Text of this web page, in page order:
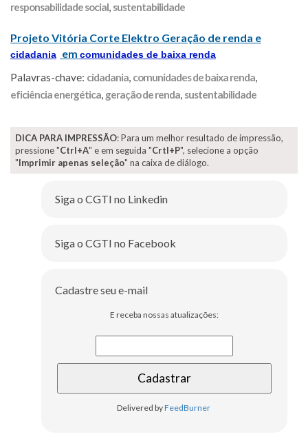
responsabilidade social, sustentabilidade
Projeto Vitória Corte Elektro Geração de renda e
cidadania em comunidades de baixa renda
Palavras-chave: cidadania, comunidades de baixa renda,
eficiência energética, geração de renda, sustentabilidade
DICA PARA IMPRESSÃO: Para um melhor resultado de impressão,
pressione "Ctrl+A" e em seguida "Crtl+P", selecione a opção
"Imprimir apenas seleção" na caixa de diálogo.
Siga o CGTI no Linkedin
Siga o CGTI no Facebook
Cadastre seu e-mail
E receba nossas atualizações:
Delivered byFeedBurner